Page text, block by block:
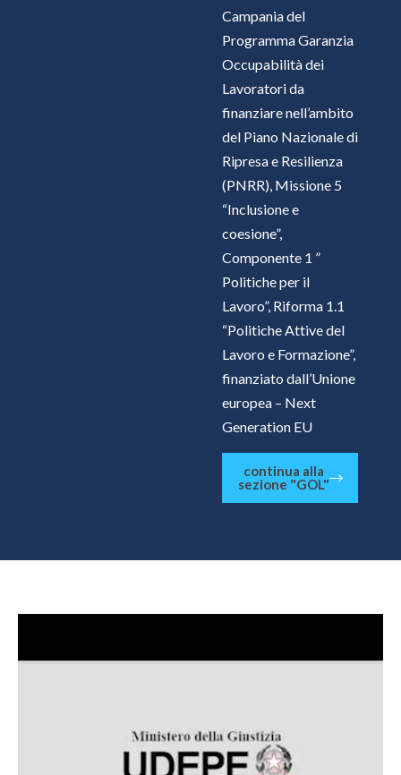
Campania del
Programma Garanzia
Occupabilità dei
Lavoratori da
finanziare nell’ambito
del Piano Nazionale di
Ripresa e Resilienza
(PNRR), Missione 5
“Inclusione e
coesione”,
Componente 1 ”
Politiche per il
Lavoro”, Riforma 1.1
“Politiche Attive del
Lavoro e Formazione”,
finanziato dall’Unione
europea – Next
Generation EU
continua alla
sezione "GOL"